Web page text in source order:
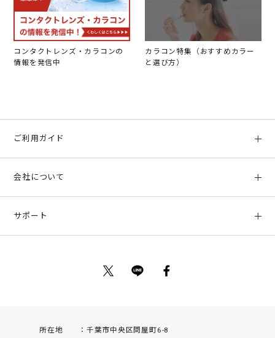
コンタクトレンズ・カラコンの
情報を発信中
カラコン特集（おすすめカラー
と選び方）
ご利用ガイド
お支払い方法、配送について
返品について
会社について
サポート
所在地 千葉市中央区問屋町6-8